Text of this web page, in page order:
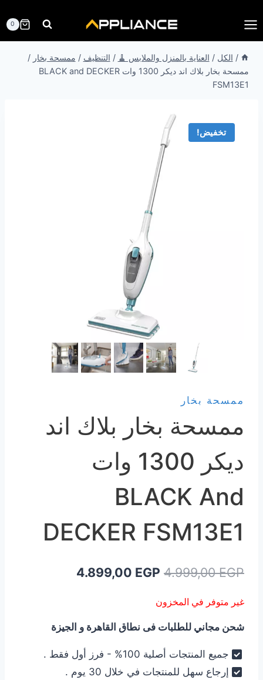
إلى
المحتوى
0
/ الكل / العناية بالمنزل والملابس 🧹 / التنظيف / ممسحة بخار /
ممسحة بخار بلاك اند ديكر 1300 وات BLACK and DECKER
FSM13E1
تخفيض!
ممسحة بخار
ممسحة بخار بلاك اند
ديكر 1300 وات
BLACK And
DECKER FSM13E1
4.999,00EGP
السعر
هو:
4.999,00 EGP.
4.899,00 EGP
4.899,00 EGP.
غير متوفر في المخزون
شحن مجاني للطلبات فى نطاق القاهرة و الجيزة
جميع المنتجات أصلية 100% - فرز أول فقط .
إرجاع سهل للمنتجات في خلال 30 يوم .